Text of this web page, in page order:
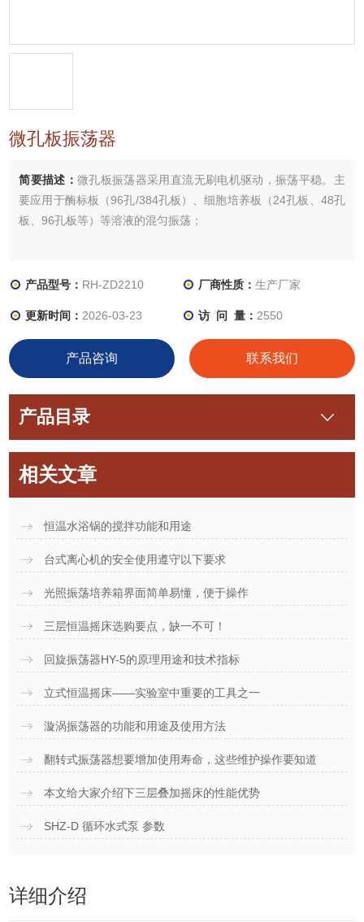
微孔板振荡器
简要描述： 微孔板振荡器采用直流无刷电机驱动，振荡平稳。主
要应用于酶标板（96孔/384孔板）、细胞培养板（24孔板、48孔
板、96孔板等）等溶液的混匀振荡；
产品型号： RH-ZD2210 厂商性质： 生产厂家
更新时间： 2026-03-23 访 问 量： 2550
产品咨询 联系我们
产品目录
相关文章
恒温水浴锅的搅拌功能和用途
台式离心机的安全使用遵守以下要求
光照振荡培养箱界面简单易懂，便于操作
三层恒温摇床选购要点，缺一不可！
回旋振荡器HY-5的原理用途和技术指标
立式恒温摇床——实验室中重要的工具之一
漩涡振荡器的功能和用途及使用方法
翻转式振荡器想要增加使用寿命，这些维护操作要知道
本文给大家介绍下三层叠加摇床的性能优势
SHZ-D 循环水式泵 参数
详细介绍